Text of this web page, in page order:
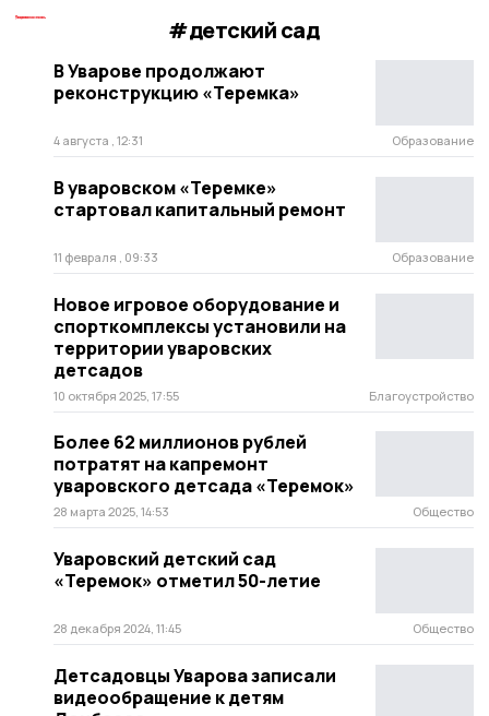
#детский сад
В Уварове продолжают
реконструкцию «Теремка»
4 августа , 12:31 Образование
В уваровском «Теремке»
стартовал капитальный ремонт
11 февраля , 09:33 Образование
Новое игровое оборудование и
спорткомплексы установили на
территории уваровских
детсадов
10 октября 2025, 17:55 Благоустройство
Более 62 миллионов рублей
потратят на капремонт
уваровского детсада «Теремок»
28 марта 2025, 14:53 Общество
Уваровский детский сад
«Теремок» отметил 50-летие
28 декабря 2024, 11:45 Общество
Детсадовцы Уварова записали
видеообращение к детям